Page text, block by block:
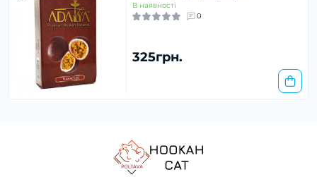
В наявності
0
325грн.